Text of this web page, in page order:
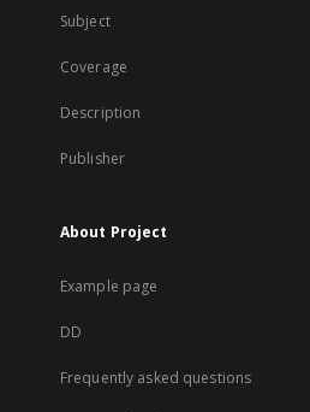
Subject
Coverage
Description
Publisher
About Project
Example page
DD
Frequently asked questions